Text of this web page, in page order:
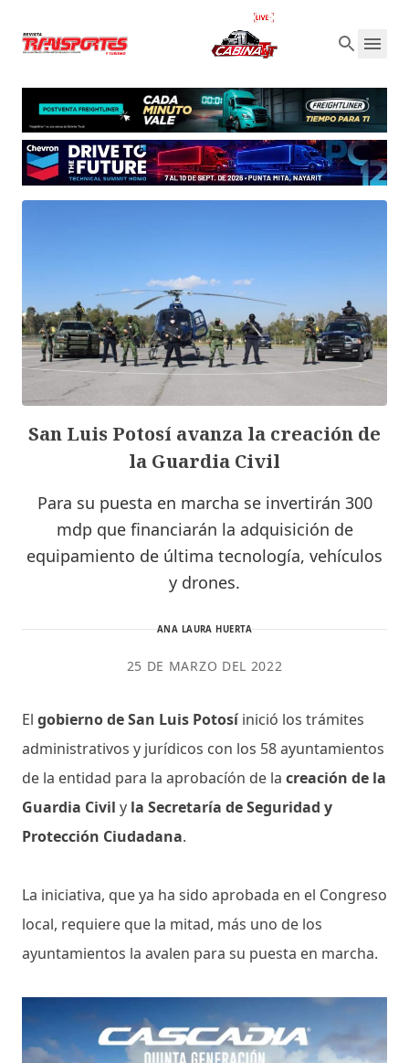
San Luis Potosí avanza la creación de
la Guardia Civil
Para su puesta en marcha se invertirán 300
mdp que financiarán la adquisición de
equipamiento de última tecnología, vehículos
y drones.
ANA LAURA HUERTA
25 DE MARZO DEL 2022
El gobierno de San Luis Potosíinició los trámites
administrativos y jurídicos con los 58 ayuntamientos
de la entidad para la aprobacíón de la creación de la
Guardia Civil y la Secretaría de Seguridad y
Protección Ciudadana.
La iniciativa, que ya ha sido aprobada en el Congreso
local, requiere que la mitad, más uno de los
ayuntamientos la avalen para su puesta en marcha.